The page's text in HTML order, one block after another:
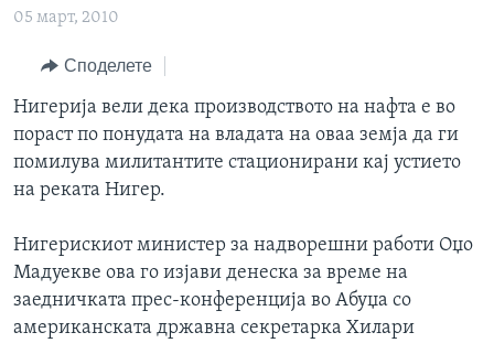
до
навигација
Пребарувај
СВЕТ
ЕКОНОМИЈА
ПОЛИТИКА
НАУКА
ИНТЕРВЈУА
АРХИВИРАНА ПРОГРАМА
NEWSFLASH - АРХИВА
ВЕСТИ ОД САД ВО МИНУТА - АРХИВА
ИЗБОРИ ВО САД 2020 - АРХИВА
ЗА НАС
Learning English
НАКУСО...
Јазици
05 март, 2010
Споделете
Нигерија вели дека производството на нафта е во
пораст по понудата на владата на оваа земја да ги
помилува милитантите стационирани кај устието
на реката Нигер.
Нигерискиот министер за надворешни работи Оџо
Мадуекве ова го изјави денеска за време на
заедничката прес-конференција во Абуџа со
американската државна секретарка Хилари